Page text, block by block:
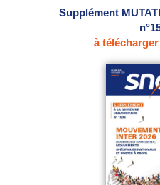
Supplément
à